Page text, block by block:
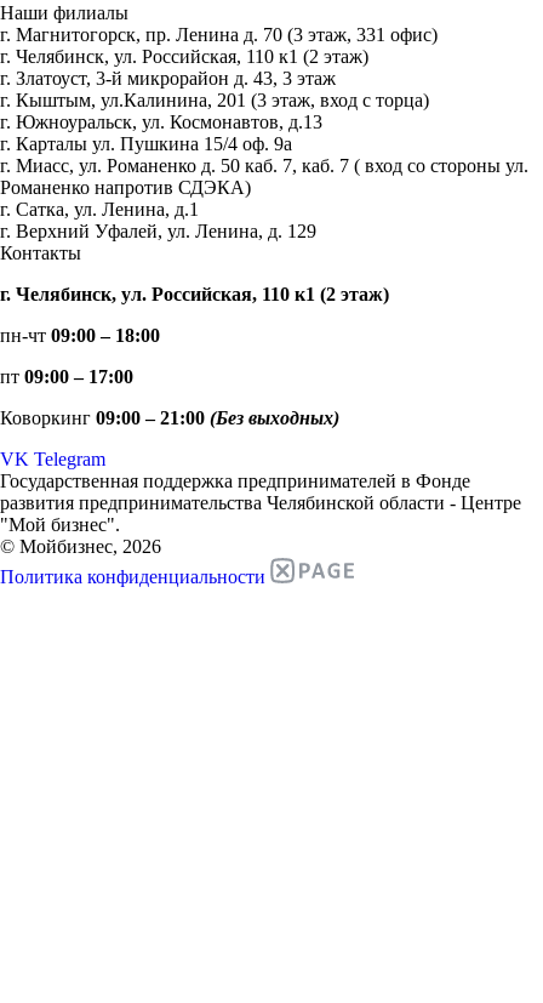
Наши филиалы
г. Магнитогорск, пр. Ленина д. 70 (3 этаж, 331 офис)
г. Челябинск, ул. Российская, 110 к1 (2 этаж)
г. Златоуст, 3-й микрорайон д. 43, 3 этаж
г. Кыштым, ул.Калинина, 201 (3 этаж, вход с торца)
г. Южноуральск, ул. Космонавтов, д.13
г. Карталы ул. Пушкина 15/4 оф. 9а
г. Миасс, ул. Романенко д. 50 каб. 7, каб. 7 ( вход со стороны ул.
Романенко напротив СДЭКА)
г. Сатка, ул. Ленина, д.1
г. Верхний Уфалей, ул. Ленина, д. 129
Контакты
г. Челябинск, ул. Российская, 110 к1 (2 этаж)
пн-чт 09:00 – 18:00
пт 09:00 – 17:00
Коворкинг 09:00 – 21:00 (Без выходных)
VK Telegram
Государственная поддержка предпринимателей в Фонде
развития предпринимательства Челябинской области - Центре
"Мой бизнес".
© Мойбизнес, 2026
Политика конфиденциальности